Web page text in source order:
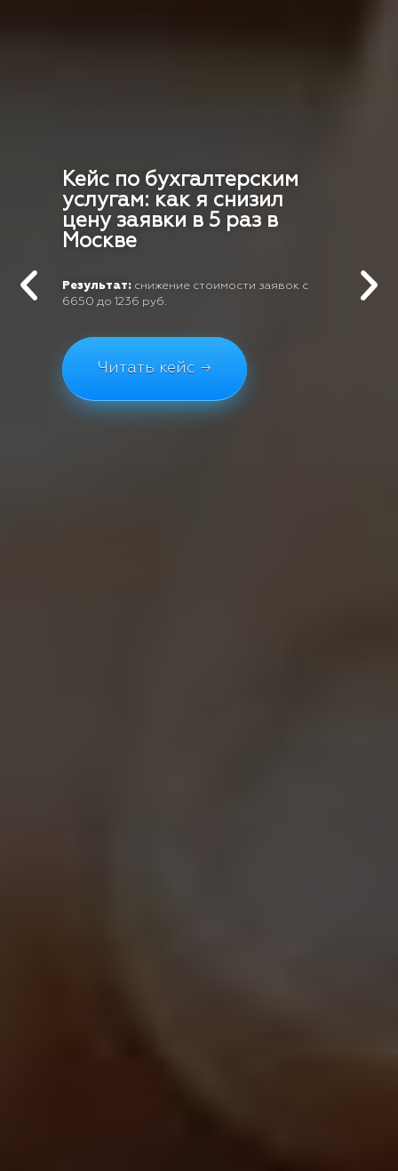
Кейс по бухгалтерским
услугам: как я снизил
цену заявки в 5 раз в
Москве
Результат: снижение стоимости заявок с
6650 до 1236 руб.
Читать кейс →